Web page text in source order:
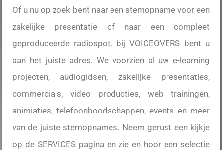
Of u nu op zoek bent naar een stemopname voor een
zakelijke presentatie of naar een compleet
geproduceerde radiospot, bij VOICEOVERS bent u
aan het juiste adres. We voorzien al uw e-learning
projecten, audiogidsen, zakelijke presentaties,
commercials, video producties, web trainingen,
animiaties, telefoonboodschappen, events en meer
van de juiste stemopnames. Neem gerust een kijkje
op de SERVICES pagina en zie en hoor een selectie